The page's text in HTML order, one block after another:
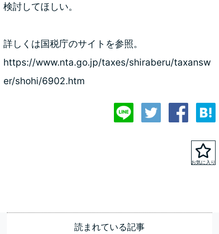
検討してほしい。
詳しくは国税庁のサイトを参照。
https://www.nta.go.jp/taxes/shiraberu/taxansw
er/shohi/6902.htm
読まれている記事